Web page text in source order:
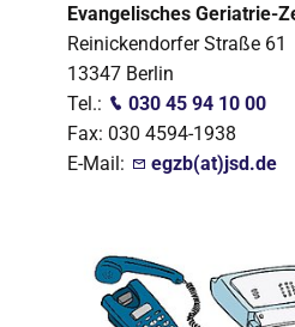
Evangelisches Geriatrie-
Reinickendorfer Straße 61
13347 Berlin
Tel.:
030 45 94 10 00
Fax: 030 4594-1938
E-Mail:
egzb(at)jsd.de